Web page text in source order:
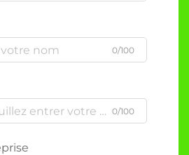
0/100
0/100